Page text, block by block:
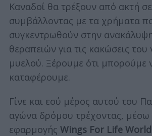
Καναδοί θα τρέξουν από ακτή
συμβάλλοντας με τα χρήματα
συγκεντρωθούν στην
θεραπειών για τις κακώσεις του
μυελού. Ξέρουμε ότι μπορούμε
καταφέρουμε.
Γίνε και εσύ μέρος αυτού του
αγώνα δρόμου τρέχοντας, μέσω
εφαρμογής Wings For Life